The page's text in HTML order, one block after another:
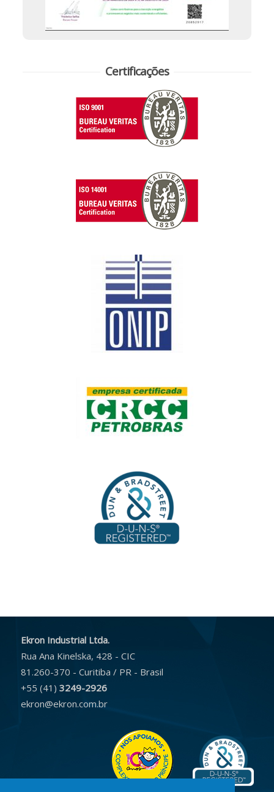
Certificações
Ekron Industrial Ltda.
Rua Ana Kinelska, 428 - CIC
81.260-370 - Curitiba / PR - Brasil
+55 (41) 3249-2926
ekron@ekron.com.br